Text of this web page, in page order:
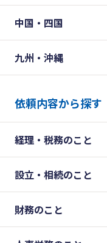
中国・四国
九州・沖縄
依頼内容から探す
経理・税務のこと
設立・相続のこと
財務のこと